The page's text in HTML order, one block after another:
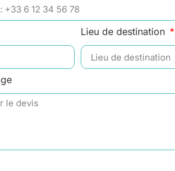
Lieu de destination